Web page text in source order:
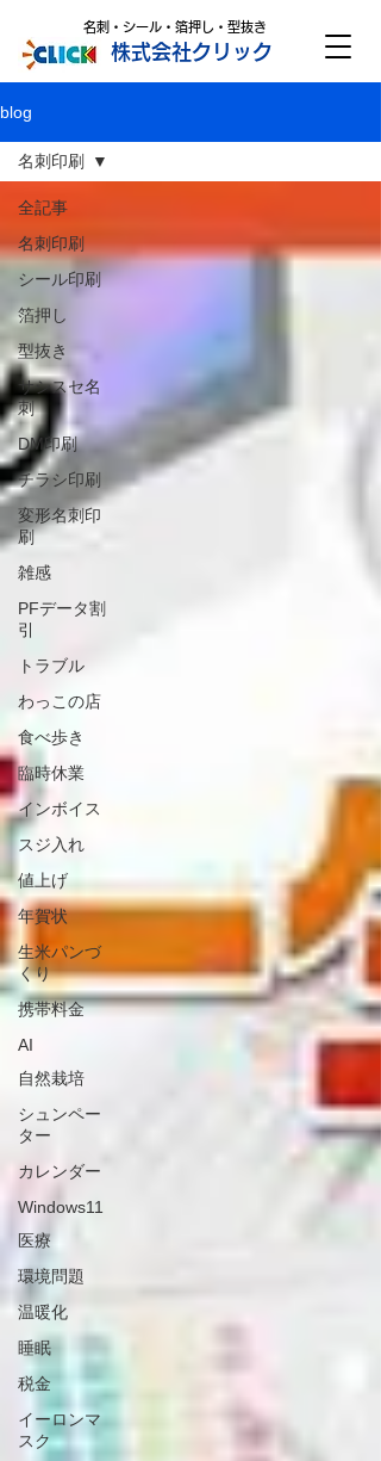
株式会社クリック
名刺・シール・箔押し・型抜き
blog
全記事
名刺印刷
シール印刷
箔押し
型抜き
サシスセ名
刺
DM印刷
チラシ印刷
変形名刺印
刷
雑感
PFデータ割
引
トラブル
わっこの店
食べ歩き
臨時休業
インボイス
スジ入れ
値上げ
年賀状
生米パンづ
くり
携帯料金
AI
自然栽培
シュンペー
ター
カレンダー
Windows11
医療
環境問題
温暖化
睡眠
税金
イーロンマ
スク
名刺印刷